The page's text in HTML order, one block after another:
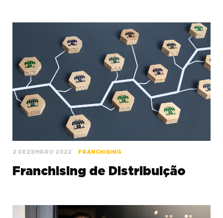
2 DEZEMBRO 2022 FRANCHISING
Franchising de Distribuição